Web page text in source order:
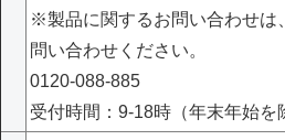
※製品に関するお問い合わせは
問い合わせください。
0120-088-885
受付時間：9-18時（年末年始を